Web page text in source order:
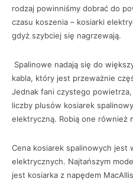
rodzaj powinniśmy dobrać do
czasu koszenia – kosiarki
gdyż szybciej się nagrzewają.
Spalinowe nadają się do
kabla, który jest przeważnie
Jednak fani czystego
liczby plusów kosiarek
elektryczną. Robią one również
Cena kosiarek spalinowych jest
elektrycznych. Najtańszym
jest kosiarka z napędem